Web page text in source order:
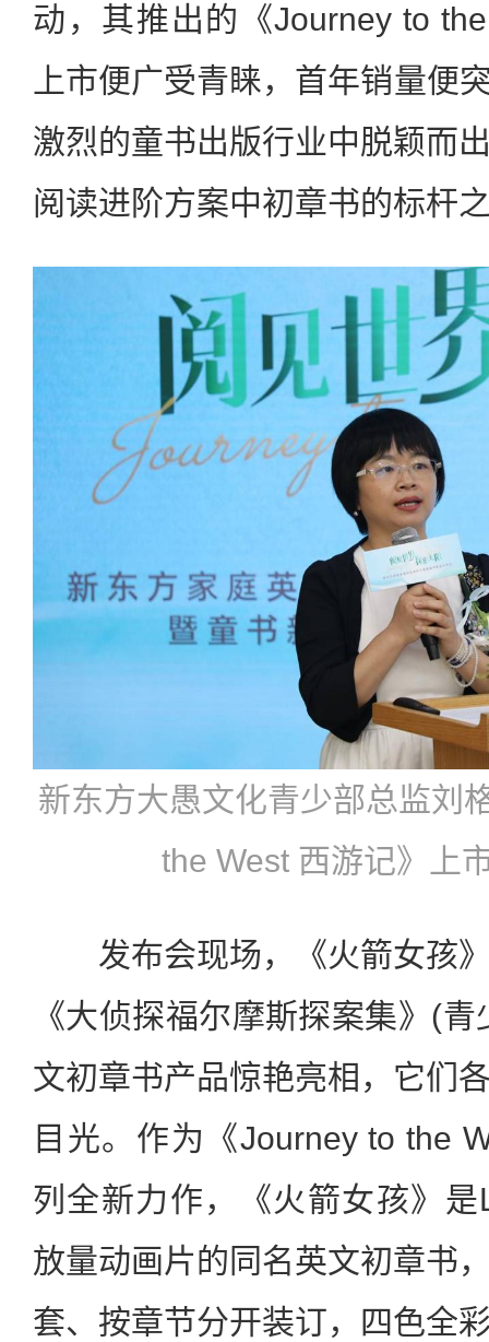
动，其推出的《Journey to
上市便广受青睐，首年销量便
激烈的童书出版行业中脱颖而
阅读进阶方案中初章书的标杆
新东方大愚文化青少部总监刘
the West 西游记》上
发布会现场，《火箭女孩》
《大侦探福尔摩斯探案集》(
文初章书产品惊艳亮相，它们
目光。作为《Journey to the
列全新力作，《火箭女孩》
放量动画片的同名英文初章书
套、按章节分开装订，四色全